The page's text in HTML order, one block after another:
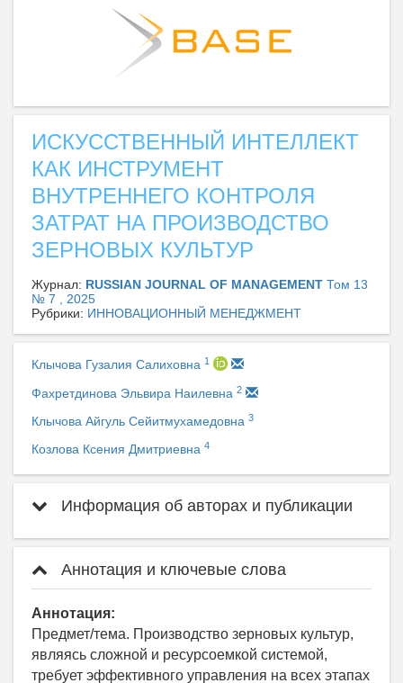
ИСКУССТВЕННЫЙ ИНТЕЛЛЕКТ
КАК ИНСТРУМЕНТ
ВНУТРЕННЕГО КОНТРОЛЯ
ЗАТРАТ НА ПРОИЗВОДСТВО
ЗЕРНОВЫХ КУЛЬТУР
Журнал: RUSSIAN JOURNAL OF MANAGEMENT Том 13
№ 7 , 2025
Рубрики: ИННОВАЦИОННЫЙ МЕНЕДЖМЕНТ
Клычова Гузалия Салиховна 1
Фахретдинова Эльвира Наилевна 2
Клычова Айгуль Сейитмухамедовна 3
Козлова Ксения Дмитриевна 4
Информация об авторах и публикации
Аннотация и ключевые слова
Аннотация:
Предмет/тема. Производство зерновых культур,
являясь сложной и ресурсоемкой системой,
требует эффективного управления на всех этапах